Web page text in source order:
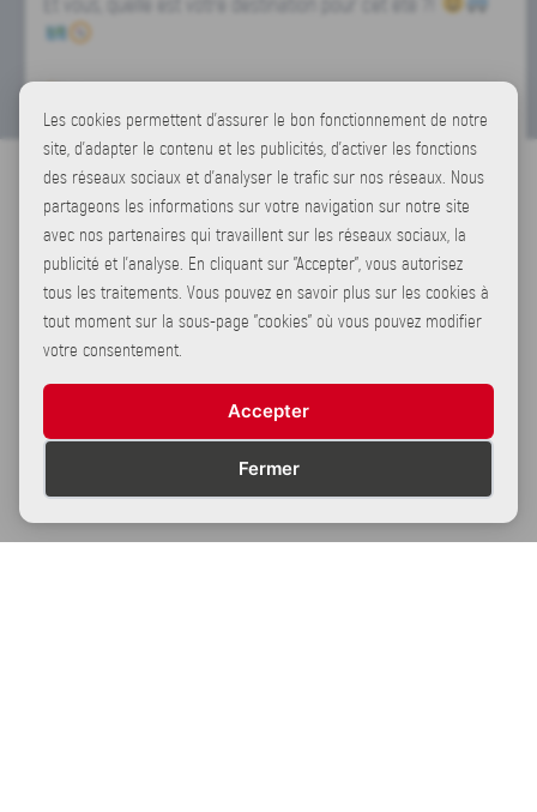
VAN
0 1
Des rangements partout, même jusque sous le lit
Chez Elios, l’espace est totalement optimisé. Chaque recoin
est utile
Partage
Les cookies permettent d'assurer le bon fonctionnement de notre
site, d'adapter le contenu et les publicités, d'activer les fonctions
des réseaux sociaux et d'analyser le trafic sur nos réseaux. Nous
partageons les informations sur votre navigation sur notre site
avec nos partenaires qui travaillent sur les réseaux sociaux, la
publicité et l'analyse. En cliquant sur "Accepter", vous autorisez
tous les traitements. Vous pouvez en savoir plus sur les cookies à
tout moment sur la sous-page "cookies" où vous pouvez modifier
votre consentement.
Accepter
Fermer